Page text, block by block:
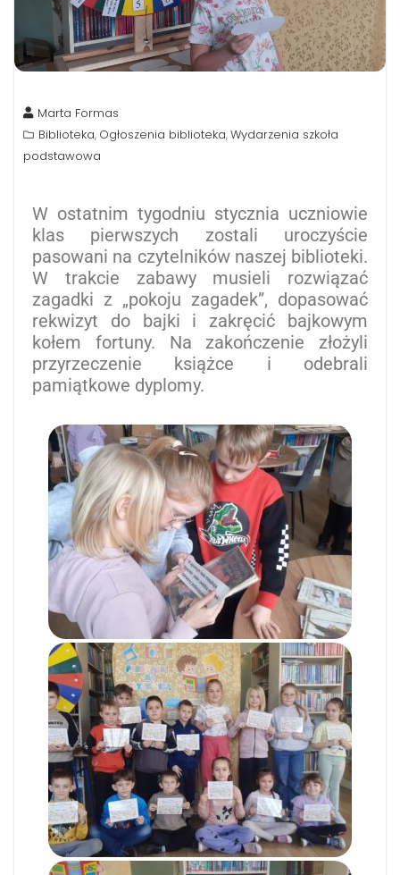
Marta Formas
Biblioteka, Ogłoszenia biblioteka,Wydarzenia szkoła
podstawowa
W ostatnim tygodniu stycznia uczniowie
klas pierwszych zostali uroczyście
pasowani na czytelników naszej biblioteki.
W trakcie zabawy musieli rozwiązać
zagadki z „pokoju zagadek”, dopasować
rekwizyt do bajki i zakręcić bajkowym
kołem fortuny. Na zakończenie złożyli
przyrzeczenie książce i odebrali
pamiątkowe dyplomy.